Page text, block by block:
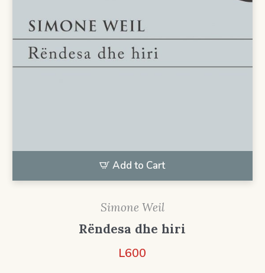
Add to Cart
Simone Weil
Rëndesa dhe hiri
L600